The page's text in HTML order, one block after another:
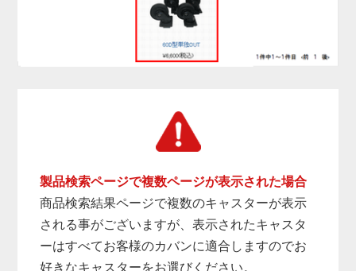
製品検索ページで複数ページが表示された場合
商品検索結果ページで複数のキャスターが表示
される事がございますが、表示されたキャスタ
ーはすべてお客様のカバンに適合しますのでお
好きなキャスターをお選びください。